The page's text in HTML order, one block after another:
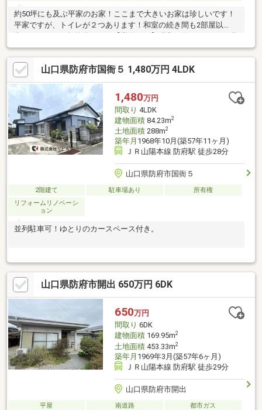
約50坪にも及ぶ平家のお家！ここまで大きいお家は珍しいです！
平家ですが、トイレが２つあります！和室の続き間も2部屋以
和51年月日不詳、昭和62年10月31日
山口県防府市国衙５ 1,480万円 4LDK
1,480万円
間取り 4LDK
建物面積84.23m2
土地面積288m2
築年月 1968年10月(築57年11ヶ月)
ＪＲ山陽本線 防府駅 徒歩28分
山口県防府市国衙５
2階建て 駐車場あり
所有権
リフォームリノベーシ
ョン
並列駐車可！ゆとりのカースペース付き。
山口県防府市開出 650万円 6DK
650万円
間取り 6DK
建物面積169.95m2
土地面積453.33m2
築年月 1969年3月(築57年6ヶ月)
ＪＲ山陽本線 防府駅 徒歩29分
山口県防府市開出
平屋 南道路
都市ガス